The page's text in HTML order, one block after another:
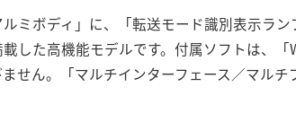
ミボディ」に、「転送モード識別表示ラ
した高機能モデルです。付属ソフトは、
せん。「マルチインターフェース／マル